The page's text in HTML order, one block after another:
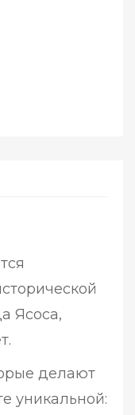
Ясоса,
делают
уникальной: